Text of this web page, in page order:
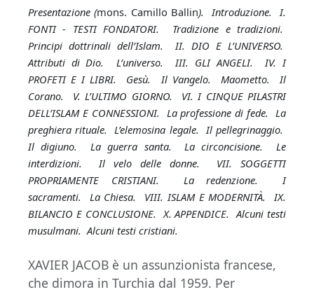
Presentazione (mons. Camillo Ballin). Introduzione. I.
FONTI - TESTI FONDATORI. Tradizione e tradizioni.
Principi dottrinali dell’Islam. II. DIO E L’UNIVERSO.
Attributi di Dio. L’universo. III. GLI ANGELI. IV. I
PROFETI E I LIBRI. Gesù. Il Vangelo. Maometto. Il
Corano. V. L’ULTIMO GIORNO. VI. I CINQUE PILASTRI
DELL’ISLAM E CONNESSIONI. La professione di fede. La
preghiera rituale. L’elemosina legale. Il pellegrinaggio.
Il digiuno. La guerra santa. La circoncisione. Le
interdizioni. Il velo delle donne. VII. SOGGETTI
PROPRIAMENTE CRISTIANI. La redenzione. I
sacramenti. La Chiesa. VIII. ISLAM E MODERNITÀ. IX.
BILANCIO E CONCLUSIONE. X. APPENDICE. Alcuni testi
musulmani. Alcuni testi cristiani.
XAVIER JACOB è un assunzionista francese,
che dimora in Turchia dal 1959. Per